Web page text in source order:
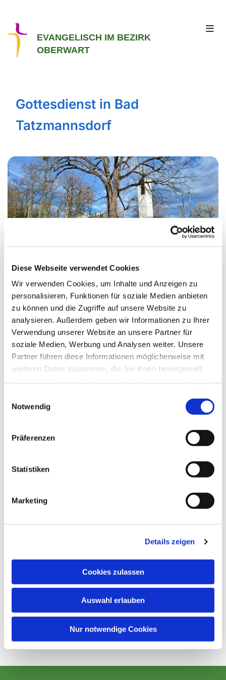
Diese Webseite verwendet Cookies
Wir verwenden Cookies, um Inhalte und Anzeigen zu
personalisieren, Funktionen für soziale Medien anbieten
zu können und die Zugriffe auf unsere Website zu
analysieren. Außerdem geben wir Informationen zu Ihrer
Verwendung unserer Website an unsere Partner für
soziale Medien, Werbung und Analysen weiter. Unsere
Partner führen diese Informationen möglicherweise mit
weiteren Daten zusammen, die Sie ihnen bereitgestellt
Notwendig
Präferenzen
Statistiken
Marketing
Details zeigen
Cookies zulassen
Auswahl erlauben
Nur notwendige Cookies
EVANGELISCH IM BEZIRK
OBERWART
Gottesdienst in Bad
Tatzmannsdorf
© Archiv Bad Tatzmannsdorf
Sonntag, 30. August 2026, 10:00
Uhr
Evangelische Kirche Bad
Tatzmannsdorf, Kirchenstraße 19,